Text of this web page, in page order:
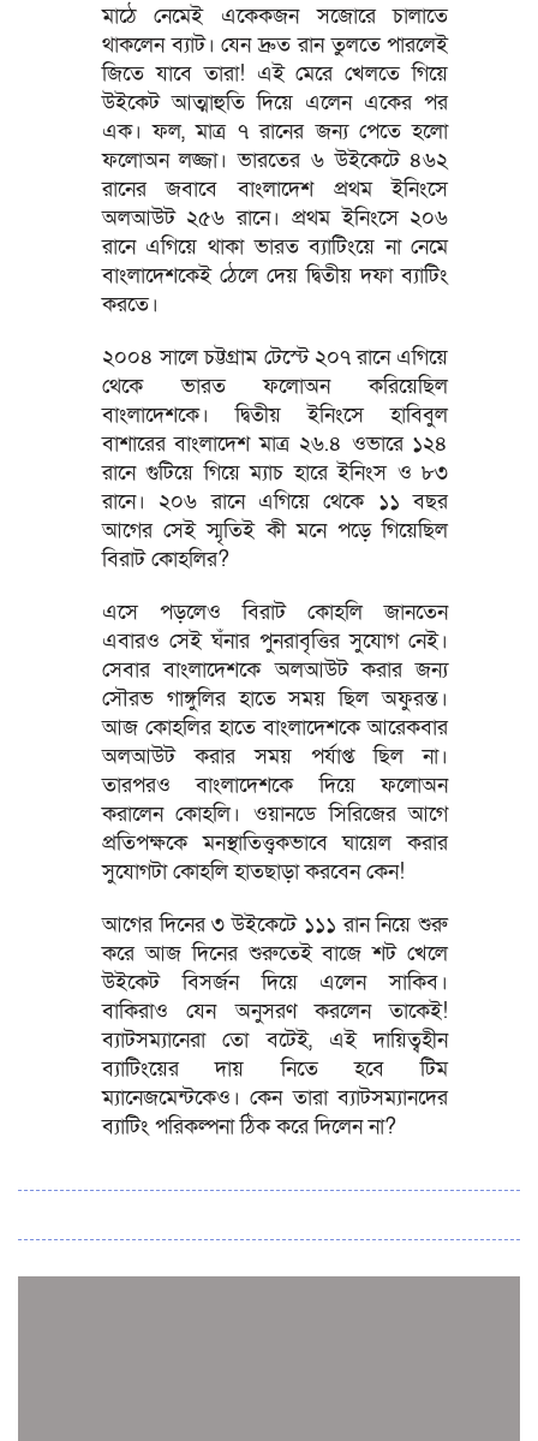
মাঠে নেমেই একেকজন সজোরে চালাতে
থাকলেন ব্যাট। যেন দ্রুত রান তুলতে পারলেই
জিতে যাবে তারা! এই মেরে খেলতে গিয়ে
উইকেট আত্মাহুতি দিয়ে এলেন একের পর
এক। ফল, মাত্র ৭ রানের জন্য পেতে হলো
ফলোঅন লজ্জা। ভারতের ৬ উইকেটে ৪৬২
রানের জবাবে বাংলাদেশ প্রথম ইনিংসে
অলআউট ২৫৬ রানে। প্রথম ইনিংসে ২০৬
রানে এগিয়ে থাকা ভারত ব্যাটিংয়ে না নেমে
বাংলাদেশকেই ঠেলে দেয় দ্বিতীয় দফা ব্যাটিং
করতে।
২০০৪ সালে চট্টগ্রাম টেস্টে ২০৭ রানে এগিয়ে
থেকে ভারত ফলোঅন করিয়েছিল
বাংলাদেশকে। দ্বিতীয় ইনিংসে হাবিবুল
বাশারের বাংলাদেশ মাত্র ২৬.৪ ওভারে ১২৪
রানে গুটিয়ে গিয়ে ম্যাচ হারে ইনিংস ও ৮৩
রানে। ২০৬ রানে এগিয়ে থেকে ১১ বছর
আগের সেই স্মৃতিই কী মনে পড়ে গিয়েছিল
বিরাট কোহলির?
এসে পড়লেও বিরাট কোহলি জানতেন
এবারও সেই ঘঁনার পুনরাবৃত্তির সুযোগ নেই।
সেবার বাংলাদেশকে অলআউট করার জন্য
সৌরভ গাঙ্গুলির হাতে সময় ছিল অফুরন্ত।
আজ কোহলির হাতে বাংলাদেশকে আরেকবার
অলআউট করার সময় পর্যাপ্ত ছিল না।
তারপরও বাংলাদেশকে দিয়ে ফলোঅন
করালেন কোহলি। ওয়ানডে সিরিজের আগে
প্রতিপক্ষকে মনস্থাতিত্ত্বকভাবে ঘায়েল করার
সুযোগটা কোহলি হাতছাড়া করবেন কেন!
আগের দিনের ৩ উইকেটে ১১১ রান নিয়ে শুরু
করে আজ দিনের শুরুতেই বাজে শট খেলে
উইকেট বিসর্জন দিয়ে এলেন সাকিব।
বাকিরাও যেন অনুসরণ করলেন তাকেই!
ব্যাটসম্যানেরা তো বটেই, এই দায়িত্বহীন
ব্যাটিংয়ের দায় নিতে হবে টিম
ম্যানেজমেন্টকেও। কেন তারা ব্যাটসম্যানদের
ব্যাটিং পরিকল্পনা ঠিক করে দিলেন না?